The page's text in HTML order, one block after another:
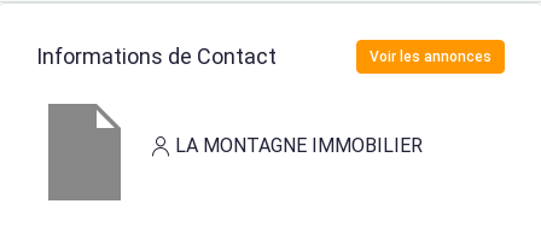
Informations de Contact Voir les annonces
LA MONTAGNE IMMOBILIER